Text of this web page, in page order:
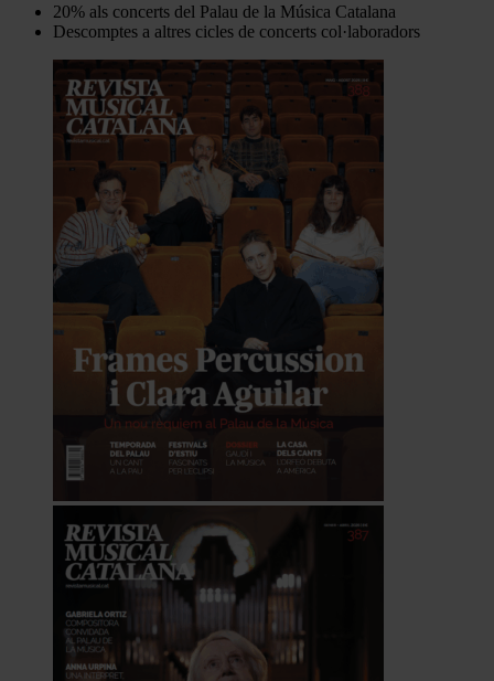
20% als concerts del Palau de la Música Catalana
Descomptes a altres cicles de concerts col·laboradors